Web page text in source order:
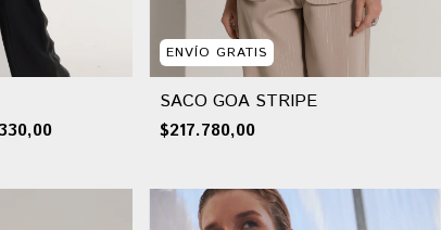
ENVÍO GRATIS
SACO GOA STRIPE
$217.780,00